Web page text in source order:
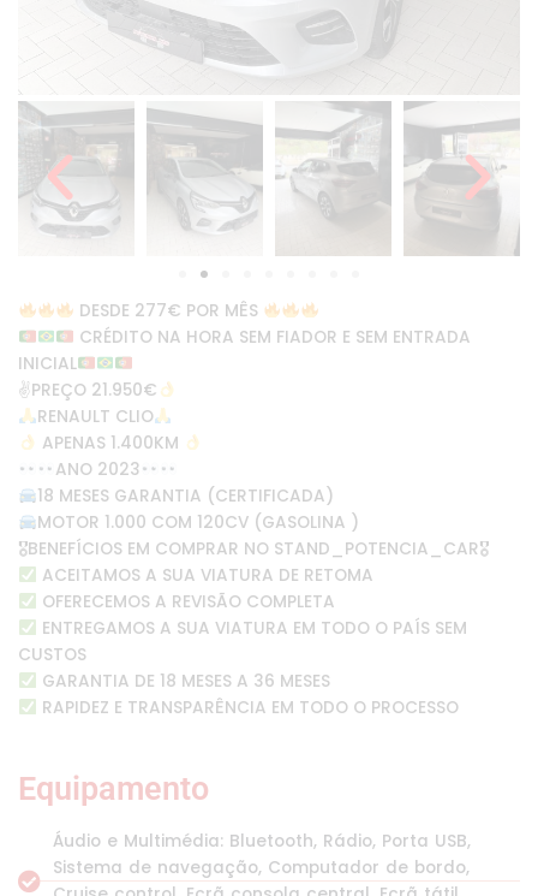
DESDE 277€ POR MÊS
CRÉDITO NA HORA SEM FIADOR E SEM ENTRADA
INICIAL
✌PREÇO 21.950€
RENAULT CLIO
APENAS 1.400KM
ANO 2023
18 MESES GARANTIA (CERTIFICADA)
MOTOR 1.000 COM 120CV (GASOLINA )
🎖BENEFÍCIOS EM COMPRAR NO STAND_POTENCIA_CAR🎖
ACEITAMOS A SUA VIATURA DE RETOMA
OFERECEMOS A REVISÃO COMPLETA
ENTREGAMOS A SUA VIATURA EM TODO O PAÍS SEM
CUSTOS
GARANTIA DE 18 MESES A 36 MESES
RAPIDEZ E TRANSPARÊNCIA EM TODO O PROCESSO
Equipamento
Áudio e Multimédia: Bluetooth, Rádio, Porta USB,
Sistema de navegação, Computador de bordo,